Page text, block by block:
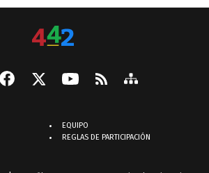
EQUIPO
REGLAS DE PARTICIPACIÓN